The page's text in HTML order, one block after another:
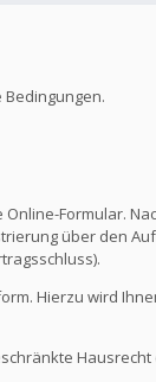
Bedingungen.
Formular.
über den
Hierzu wird